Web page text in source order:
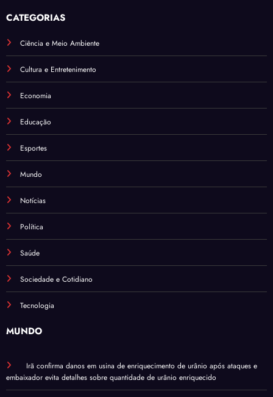
CATEGORIAS
Ciência e Meio Ambiente
Cultura e Entretenimento
Economia
Educação
Esportes
Mundo
Notícias
Política
Saúde
Sociedade e Cotidiano
Tecnologia
MUNDO
Irã confirma danos em usina de enriquecimento de urânio após ataques e
embaixador evita detalhes sobre quantidade de urânio enriquecido